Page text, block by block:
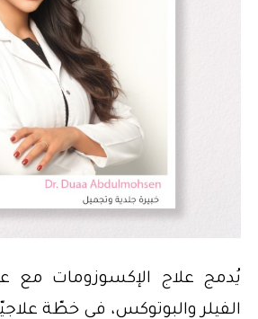
يُدمج علاج الإكسوزومات مع
الفيلر والبوتوكس، في خطّة